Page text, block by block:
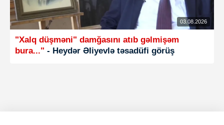
03.08.2026
"Xalq düşməni" damğasını atıb gəlmişəm
bura..." - Heydər ƏIiyevlə təsadüfi görüş